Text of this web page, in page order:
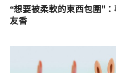
“想要被柔軟的東西包圍”
友香